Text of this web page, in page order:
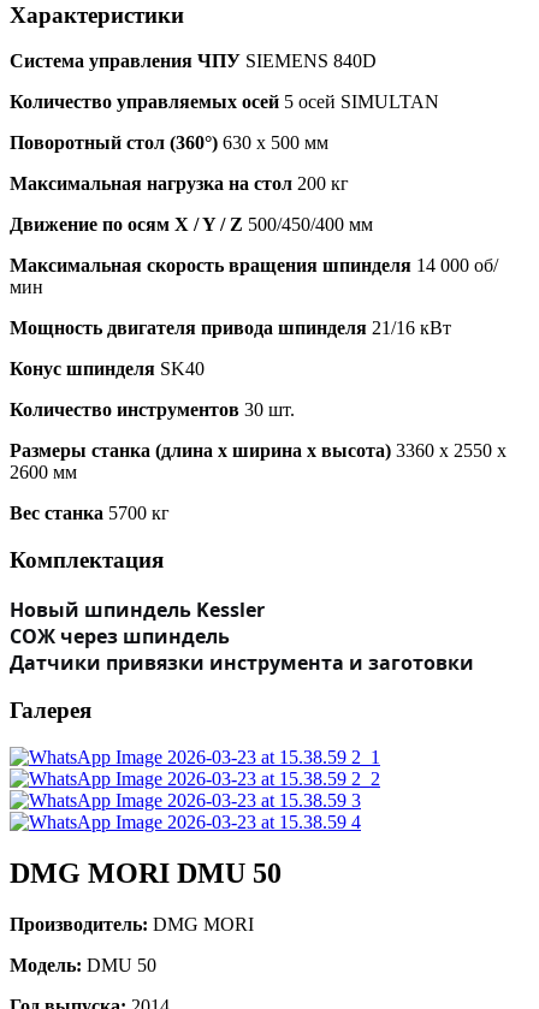
Характеристики
Система управления ЧПУ SIEMENS 840D
Количество управляемых осей 5 осей SIMULTAN
Поворотный стол (360°) 630 x 500 мм
Максимальная нагрузка на стол 200 кг
Движение по осям X / Y / Z 500/450/400 мм
Максимальная скорость вращения шпинделя 14 000 об/
мин
Мощность двигателя привода шпинделя 21/16 кВт
Конус шпинделя SK40
Количество инструментов 30 шт.
Размеры станка (длина х ширина х высота) 3360 x 2550 x
2600 мм
Вес станка 5700 кг
Комплектация
Новый шпиндель Kessler
СОЖ через шпиндель
Датчики привязки инструмента и заготовки
Галерея
DMG MORI DMU 50
Производитель: DMG MORI
Модель: DMU 50